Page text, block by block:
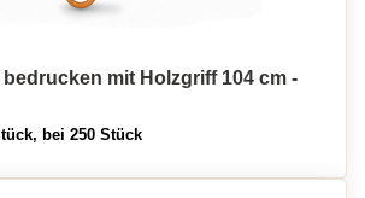
mit Holzgriff 104 cm -
bei 250 Stück